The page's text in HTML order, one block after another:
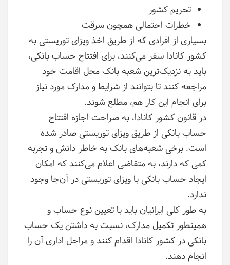
تحریم کشور
خطرات احتمالی همچون سرقت
بسیاری از افرادی که از طریق اخذ ویزای توریستی به
کشور کانادا سفر می‌کنند، برای افتتاح حساب بانکی،
باید به نزدیک‌ترین شعبه بانک محل اقامت خود
مراجعه کنند تا بتوانند از شرایط و مدارک مورد نیاز
برای انجام این کار هم، مطلع شوند.
در قانون کشور کانادا، به صراحت اجازه افتتاح
حساب بانکی از طریق ویزای توریستی صادر شده
است. برخی شعبه‌های بانک به خاطر دانش و تجربه
کمی که دارند، به متقاضی اعلام می‌کنند که امکان
ایجاد حساب بانکی با ویزای توریستی در آن‌جا وجود
ندارد.
به طور کلی ایرانیان باید با تعیین نوع حساب و
همینطور تکمیل مدارک، نسبت به داشتن یک حساب
بانکی در کشور کانادا اقدام کنند و مراحل اداری آن را
انجام دهند.